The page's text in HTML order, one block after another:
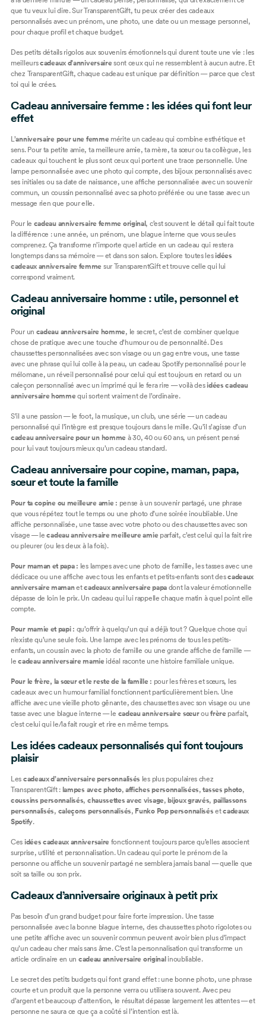
que tu veux lui dire. Sur TransparentGift, tu peux créer des cadeaux
personnalisés avec un prénom, une photo, une date ou un message personnel,
pour chaque profil et chaque budget.
Des petits détails rigolos aux souvenirs émotionnels qui durent toute une vie : les
meilleurscadeaux d’anniversairesont ceux qui ne ressemblent à aucun autre. Et
chez TransparentGift, chaque cadeau est unique par définition — parce que c’est
toi qui le crées.
Cadeau anniversaire femme : les idées qui font leur
effet
L’anniversaire pour une femmemérite un cadeau qui combine esthétique et
sens. Pour ta petite amie, ta meilleure amie, ta mère, ta sœur ou ta collègue, les
cadeaux qui touchent le plus sont ceux qui portent une trace personnelle. Une
lampe personnalisée avec une photo qui compte, des bijoux personnalisésavec
ses initiales ou sa date de naissance, uneaffiche personnalisée avec un souvenir
commun, un coussin personnalisé avec sa photo préférée ou unetasse avec un
message rien que pour elle.
Pour le cadeau anniversaire femme original, c’est souvent le détail qui fait toute
la différence : une année, un prénom, une blague interne que vous seules
comprenez. Ça transforme n’importe quel article en un cadeau qui restera
longtemps dans sa mémoire — et dans son salon. Explore toutes lesidées
cadeaux anniversaire femme sur TransparentGift et trouve celle qui lui
correspond vraiment.
Cadeau anniversaire homme : utile, personnel et
original
Pour un cadeau anniversaire homme, le secret, c’est de combiner quelque
chose de pratique avec une touche d’humour ou de personnalité. Des
chaussettes personnalisées avec son visage ou un gag entre vous, unetasse
avec une phrase qui lui colle à la peau, un cadeau Spotify personnalisé pour le
mélomane, un réveil personnalisé pour celui qui est toujours en retard ou un
caleçon personnalisé avec un imprimé qui le fera rire — voilà desidées cadeau
anniversaire hommequi sortent vraiment de l’ordinaire.
S’il a une passion — le foot, la musique, un club, une série — un cadeau
personnalisé qui l’intègre est presque toujours dans le mille. Qu’il s’agisse d’un
cadeau anniversaire pour un homme à 30, 40 ou 60 ans, un présent pensé
pour lui vaut toujours mieux qu’un cadeau standard.
Cadeau anniversaire pour copine, maman, papa,
sœur et toute la famille
Pour ta copine ou meilleure amie : pense à un souvenir partagé, une phrase
que vous répétez tout le temps ou une photo d’une soirée inoubliable. Une
affiche personnalisée, une tasse avec votre photoou deschaussettes avec son
visage — lecadeau anniversaire meilleure amieparfait, c’est celui qui la fait rire
ou pleurer (ou les deux à la fois).
Pour maman et papa : les lampes avec une photo de famille, lestasses avec une
dédicace ou uneaffiche avec tous les enfants et petits-enfants sont descadeaux
anniversaire mamanetcadeaux anniversaire papadont la valeur émotionnelle
dépasse de loin le prix. Un cadeau qui lui rappelle chaque matin à quel point elle
compte.
Pour mamie et papi : qu’offrir à quelqu’un qui a déjà tout ? Quelque chose qui
n’existe qu’une seule fois. Une lampe avec les prénoms de tous les petits-
enfants, uncoussin avec la photo de famille ou unegrande affiche de famille —
lecadeau anniversaire mamieidéal raconte une histoire familiale unique.
Pour le frère, la sœur et le reste de la famille : pour les frères et sœurs, les
cadeaux avec un humour familial fonctionnent particulièrement bien. Une
affiche avec une vieille photo gênante, des chaussettes avec son visage ou une
tasse avec une blague interne — le cadeau anniversaire sœuroufrèreparfait,
c’est celui qui le/la fait rougir et rire en même temps.
Les idées cadeaux personnalisés qui font toujours
plaisir
Les cadeaux d’anniversaire personnalisés les plus populaires chez
TransparentGift : lampes avec photo, affiches personnalisées,tasses photo,
coussins personnalisés, chaussettes avec visage, bijoux gravés, paillassons
personnalisés, caleçons personnalisés, Funko Pop personnalisés etcadeaux
Spotify.
Ces idées cadeaux anniversaire fonctionnent toujours parce qu’elles associent
surprise, utilité et personnalisation. Un cadeau qui porte le prénom de la
personne ou affiche un souvenir partagé ne semblera jamais banal — quelle que
soit sa taille ou son prix.
Cadeaux d’anniversaire originaux à petit prix
Pas besoin d’un grand budget pour faire forte impression. Unetasse
personnalisée avec la bonne blague interne, des chaussettes photorigolotes ou
une petite affiche avec un souvenir commun peuvent avoir bien plus d’impact
qu’un cadeau cher mais sans âme. C’est la personnalisation qui transforme un
article ordinaire en un cadeau anniversaire originalinoubliable.
Le secret des petits budgets qui font grand effet : une bonne photo, une phrase
courte et un produit que la personne verra ou utilisera souvent. Avec peu
d’argent et beaucoup d’attention, le résultat dépasse largement les attentes — et
personne ne saura ce que ça a coûté si l’intention est là.